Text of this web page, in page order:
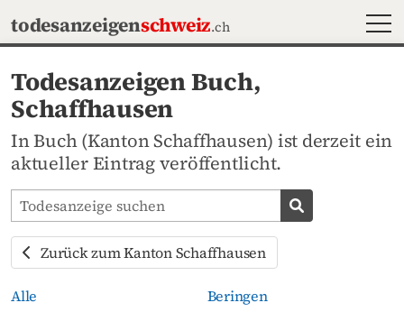
todesanzeigenschweiz.ch
Todesanzeigen Buch,
Schaffhausen
In Buch (Kanton Schaffhausen) ist derzeit ein
aktueller Eintrag veröffentlicht.
Todesanzeigen-Portal durchsuchen
Todesanzeige
Zurück zum Kanton Schaffhausen
Alle
Beringen